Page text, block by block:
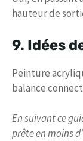
hauteur de
9. Idées
Peinture
balance
En suivant ce
prête en moins